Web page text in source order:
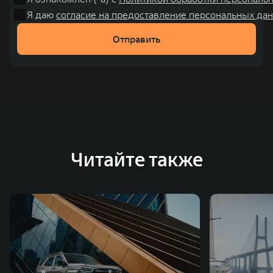
чем на 30% и составила 136,3 млрд юаней (1,6 трлн
рублей). С 1998 года Great Wall Motor занимает первое
место по объёмам продаж пикапов в Китае. На
зарубежных – в России, Таиланде, Бразилии и Индии, а
Я даю согласие на предоставление персональных
Отправить
Читайте также